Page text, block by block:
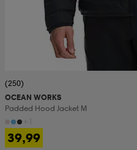
(250)
OCEAN WORKS
Padded Hood Jacket M
39,99